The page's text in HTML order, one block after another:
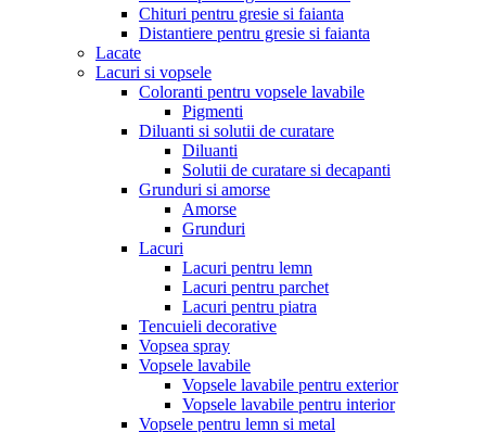
Chituri pentru gresie si faianta
Distantiere pentru gresie si faianta
Lacate
Lacuri si vopsele
Coloranti pentru vopsele lavabile
Pigmenti
Diluanti si solutii de curatare
Diluanti
Solutii de curatare si decapanti
Grunduri si amorse
Amorse
Grunduri
Lacuri
Lacuri pentru lemn
Lacuri pentru parchet
Lacuri pentru piatra
Tencuieli decorative
Vopsea spray
Vopsele lavabile
Vopsele lavabile pentru exterior
Vopsele lavabile pentru interior
Vopsele pentru lemn si metal